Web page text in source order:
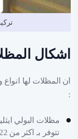
اشكال
ان المظلات لها
:
مظلات البولي